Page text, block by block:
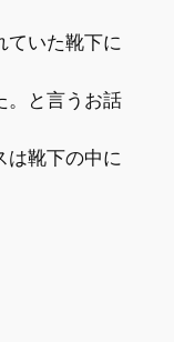
いた靴下に
。と言うお話
靴下の中に